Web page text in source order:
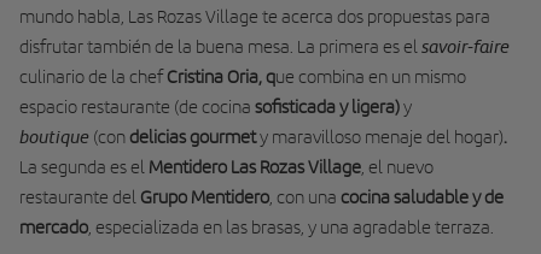
mundo habla, Las Rozas Village te acerca dos propuestas para
disfrutar también de la buena mesa. La primera es elsavoir-faire
culinario de la chef Cristina Oria, que combina en un mismo
espacio restaurante (de cocina sofisticada y ligera)y
boutique (condeliciasgourmety maravilloso menaje del hogar).
La segunda es el Mentidero Las Rozas Village, el nuevo
restaurante del Grupo Mentidero, con una cocina saludable y de
mercado, especializada en las brasas, y una agradable terraza.